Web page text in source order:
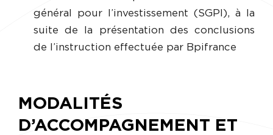
général pour l’investissement (SGPI), à la
suite de la présentation des conclusions
de l’instruction effectuée par Bpifrance
MODALITÉS
D’ACCOMPAGNEMENT ET